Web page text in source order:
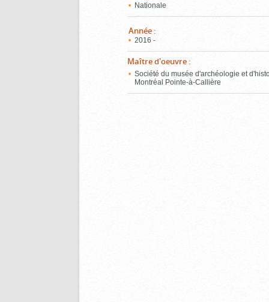
Nationale
Année :
2016 -
Maître d'oeuvre :
Société du musée d'archéologie et
Montréal Pointe-à-Callière